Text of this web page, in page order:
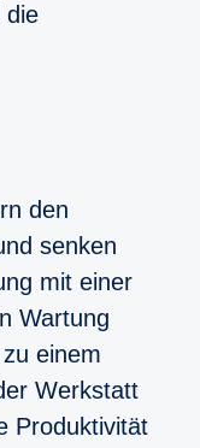
die
den
senken
mit einer
Wartung
einem
Werkstatt
Produktivität